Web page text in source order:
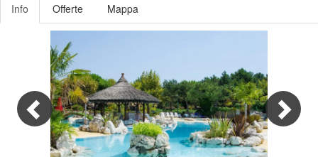
Info Offerte Mappa
Previous